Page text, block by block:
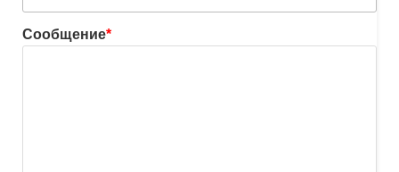
Сообщение*